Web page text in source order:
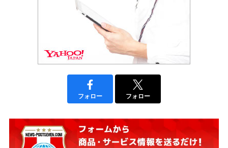
フォロー フォロー